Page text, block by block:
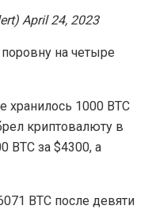
April 24, 2023
на четыре
1000 BTC
криптовалюту в
BTC за $4300, а
BTC после девяти